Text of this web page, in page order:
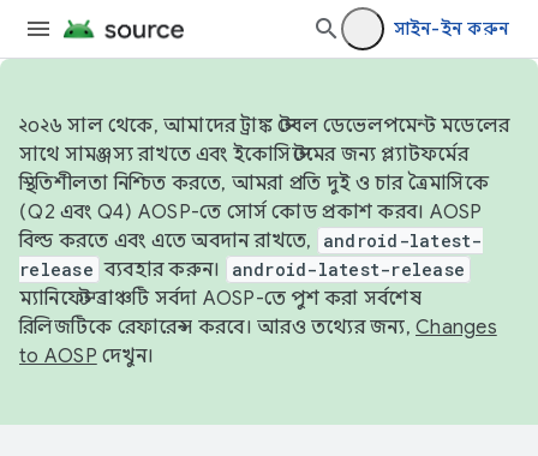
সাইন-ইন করুন
২০২৬ সাল থেকে, আমাদের ট্রাঙ্ক স্টেবল ডেভেলপমেন্ট মডেলের
সাথে সামঞ্জস্য রাখতে এবং ইকোসিস্টেমের জন্য প্ল্যাটফর্মের
স্থিতিশীলতা নিশ্চিত করতে, আমরা প্রতি দুই ও চার ত্রৈমাসিকে
(Q2 এবং Q4) AOSP-তে সোর্স কোড প্রকাশ করব। AOSP
বিল্ড করতে এবং এতে অবদান রাখতে,
android-latest-
release ব্যবহার করুন। android-latest-release
ম্যানিফেস্ট ব্রাঞ্চটি সর্বদা AOSP-তে পুশ করা সর্বশেষ
রিলিজটিকে রেফারেন্স করবে। আরও তথ্যের জন্য, Changes
to AOSP দেখুন।